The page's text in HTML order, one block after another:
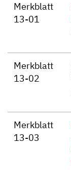
Merkblatt
13-01
Merkblatt
13-02
Merkblatt
13-03